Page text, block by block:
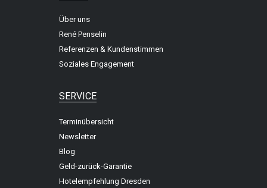
Über uns
René Penselin
Referenzen & Kundenstimmen
Soziales Engagement
SERVICE
Terminübersicht
Newsletter
Blog
Geld-zurück-Garantie
Hotelempfehlung Dresden